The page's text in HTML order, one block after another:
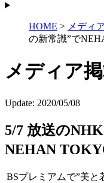
HOME > メディ
の新常識”で
メディア
Update: 2020/05/08
5/7 放送の
NEHAN
BSプレミアムで”美